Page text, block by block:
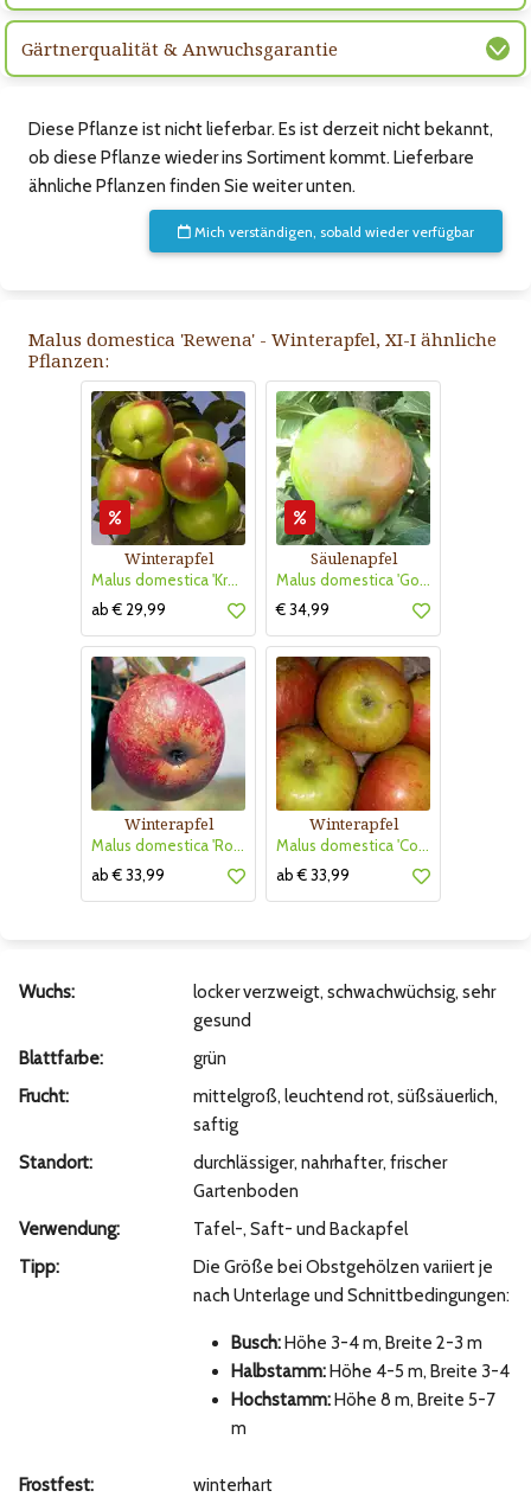
Gärtnerqualität & Anwuchsgarantie
Diese Pflanze ist nicht lieferbar. Es ist derzeit nicht bekannt,
ob diese Pflanze wieder ins Sortiment kommt. Lieferbare
ähnliche Pflanzen finden Sie weiter unten.
Mich verständigen, sobald wieder verfügbar
Malus domestica 'Rewena' - Winterapfel, XI-I ähnliche
Pflanzen:
Winterapfel
Malus domestica 'Kronprinz Rudolf'
ab € 29,99
Säulenapfel
Malus domestica 'Golden Gate'
€ 34,99
Winterapfel
Malus domestica 'Roter Boskoop'
ab € 33,99
Winterapfel
Malus domestica 'Cox Orangen Renette'
ab € 33,99
Wuchs:
locker verzweigt, schwachwüchsig, sehr
gesund
Blattfarbe:
grün
Frucht:
mittelgroß, leuchtend rot, süßsäuerlich,
saftig
Standort:
durchlässiger, nahrhafter, frischer
Gartenboden
Verwendung:
Tafel-, Saft- und Backapfel
Tipp:
Die Größe bei Obstgehölzen variiert je
nach Unterlage und Schnittbedingungen:
Busch: Höhe 3-4 m, Breite 2-3 m
Halbstamm: Höhe 4-5 m, Breite 3-4
Hochstamm: Höhe 8 m, Breite 5-7
m
Frostfest:
winterhart